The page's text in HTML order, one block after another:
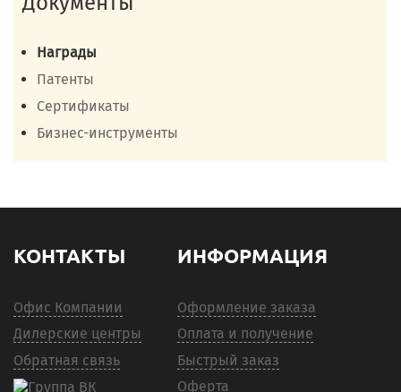
Награды
Патенты
Сертификаты
Бизнес-инструменты
КОНТАКТЫ
Офис Компании
Дилерские центры
Обратная связь
ИНФОРМАЦИЯ
Оформление заказа
Оплата и получение
Быстрый заказ
Оферта